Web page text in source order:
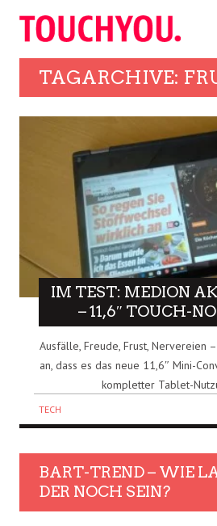
TAGARCHIVE:
IM TEST: MEDION
– 11,6″ TOUCH-
Ausfälle, Freude, Frust, Nervereien
an, dass es das neue 11,6″ Mini-
kompletter Tablet-
TECH
BART-TREND – WIE
DER NOCH SEIN?